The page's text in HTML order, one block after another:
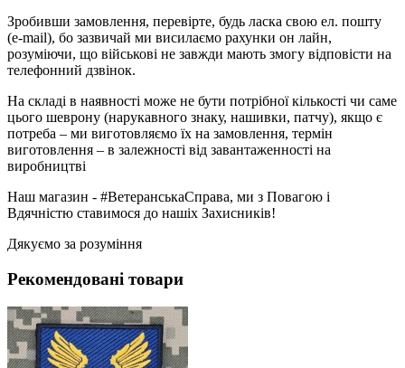
Зробивши замовлення, перевірте, будь ласка свою ел. пошту
(e-mail), бо зазвичай ми висилаємо рахунки он лайн,
розуміючи, що військові не завжди мають змогу відповісти на
телефонний дзвінок.
На складі в наявності може не бути потрібної кількості чи саме
цього шеврону (нарукавного знаку, нашивки, патчу), якщо є
потреба – ми виготовляємо їх на замовлення, термін
виготовлення – в залежності від завантаженності на
виробництві
Наш магазин - #ВетеранськаСправа, ми з Повагою і
Вдячністю ставимося до нашіх Захисників!
Дякуємо за розуміння
Рекомендовані товари